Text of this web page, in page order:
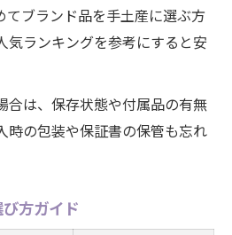
てブランド品を手土産に選ぶ方
気ランキングを参考にすると安
合は、保存状態や付属品の有無
時の包装や保証書の保管も忘れ
方ガイド